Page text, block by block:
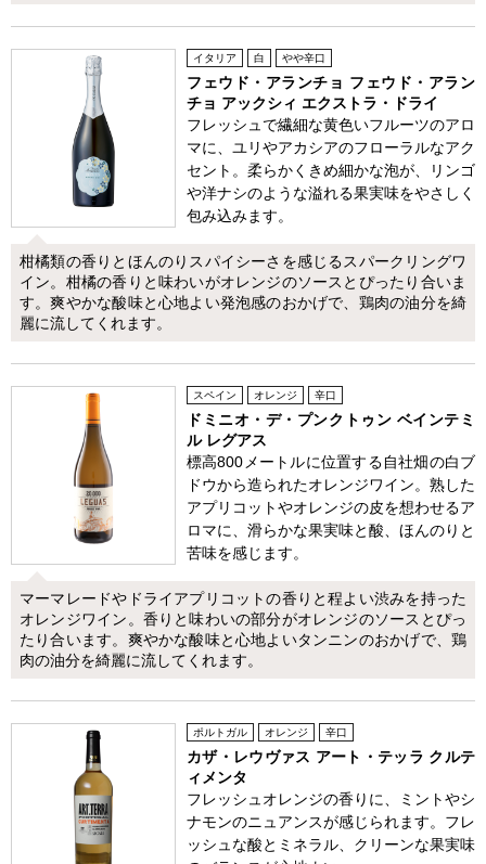
イタリア 白 やや辛口
フェウド・アランチョ フェウド・アラン
チョ アックシィ エクストラ・ドライ
フレッシュで繊細な黄色いフルーツのアロ
マに、ユリやアカシアのフローラルなアク
セント。柔らかくきめ細かな泡が、リンゴ
や洋ナシのような溢れる果実味をやさしく
包み込みます。
柑橘類の香りとほんのりスパイシーさを感じるスパークリングワ
イン。柑橘の香りと味わいがオレンジのソースとぴったり合いま
す。爽やかな酸味と心地よい発泡感のおかげで、鶏肉の油分を綺
麗に流してくれます。
スペイン オレンジ 辛口
ドミニオ・デ・プンクトゥン ベインテミ
ル レグアス
標高800メートルに位置する自社畑の白ブ
ドウから造られたオレンジワイン。熟した
アプリコットやオレンジの皮を想わせるア
ロマに、滑らかな果実味と酸、ほんのりと
苦味を感じます。
マーマレードやドライアプリコットの香りと程よい渋みを持った
オレンジワイン。香りと味わいの部分がオレンジのソースとぴっ
たり合います。爽やかな酸味と心地よいタンニンのおかげで、鶏
肉の油分を綺麗に流してくれます。
ポルトガル オレンジ 辛口
カザ・レウヴァス アート・テッラ クルテ
ィメンタ
フレッシュオレンジの香りに、ミントやシ
ナモンのニュアンスが感じられます。フレ
ッシュな酸とミネラル、クリーンな果実味